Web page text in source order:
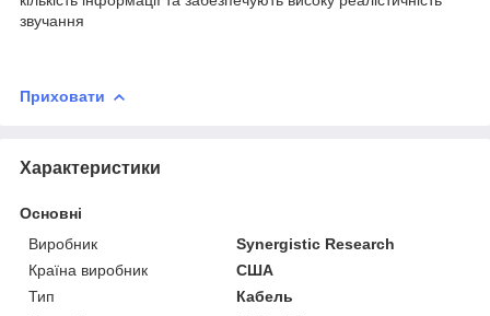
звучання
Приховати
Характеристики
Основні
Виробник
Synergistic Research
Країна виробник
США
Тип
Кабель